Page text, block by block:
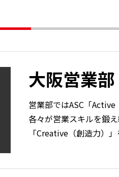
大阪営業
営業部ではASC「
各々が営業スキルを鍛
「Creative（創造力）